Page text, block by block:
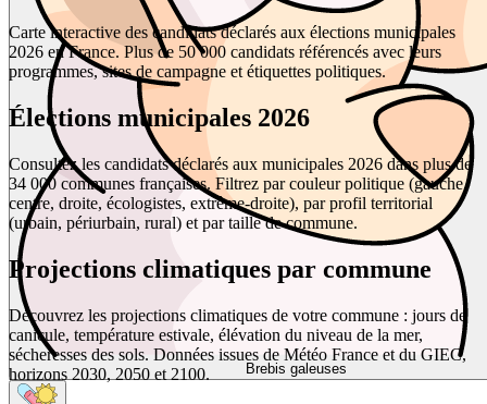
Brebis galeuses
Carte interactive des candidats déclarés aux élections municipales
2026 en France. Plus de 50 000 candidats référencés avec leurs
programmes, sites de campagne et étiquettes politiques.
Élections municipales 2026
Consultez les candidats déclarés aux municipales 2026 dans plus de
34 000 communes françaises. Filtrez par couleur politique (gauche,
centre, droite, écologistes, extrême-droite), par profil territorial
(urbain, périurbain, rural) et par taille de commune.
Projections climatiques par commune
Découvrez les projections climatiques de votre commune : jours de
canicule, température estivale, élévation du niveau de la mer,
sécheresses des sols. Données issues de Météo France et du GIEC,
horizons 2030, 2050 et 2100.